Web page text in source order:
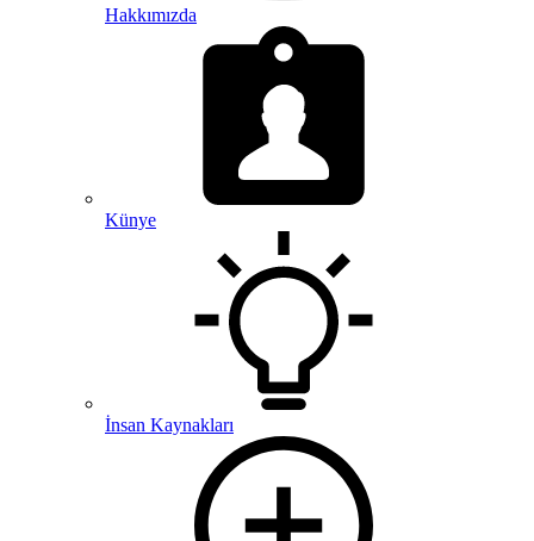
Hakkımızda
Künye
İnsan Kaynakları